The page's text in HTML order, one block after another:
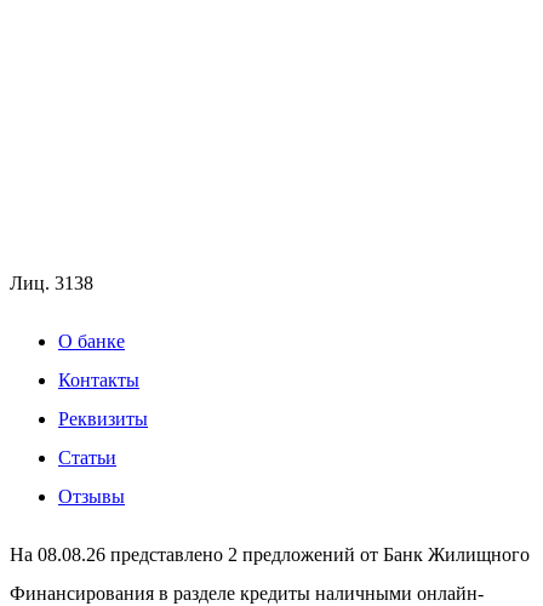
Лиц. 3138
О банке
Контакты
Реквизиты
Статьи
Отзывы
На 08.08.26 представлено 2 предложений от Банк Жилищного
Финансирования в разделе кредиты наличными онлайн-